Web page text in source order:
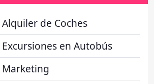
de Coches
en Autobús